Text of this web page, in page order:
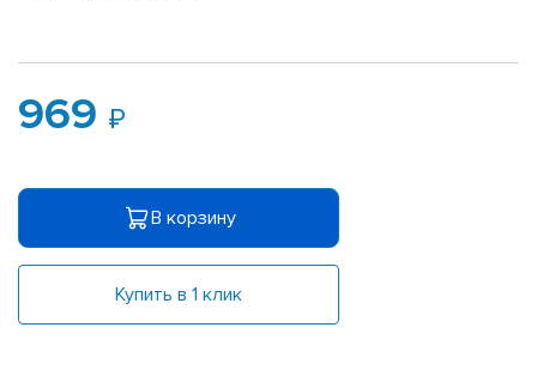
969
В корзину
Купить в 1 клик